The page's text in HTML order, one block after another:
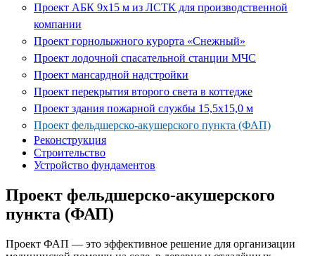
Проект АБК 9х15 м из ЛСТК для производственной
компании
Проект горнолыжного курорта «Снежный»
Проект лодочной спасательной станции МЧС
Проект мансардной надстройки
Проект перекрытия второго света в коттедже
Проект здания пожарной службы 15,5х15,0 м
Проект фельдшерско-акушерского пункта (ФАП)
Реконструкция
Строительство
Устройство фундаментов
Проект фельдшерско-акушерского
пункта (ФАП)
Проект ФАП — это эффективное решение для организации